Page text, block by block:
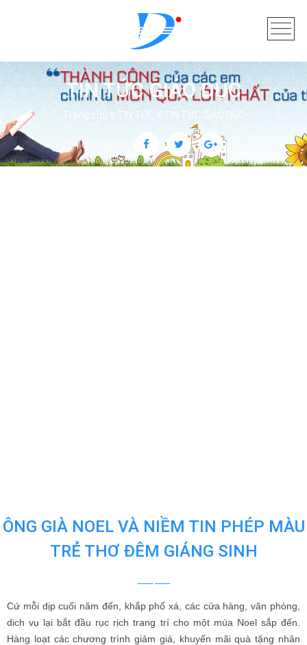
TIN TỨC GIÁO DỤC
Trang chủ TIN TỨC TIN TỨC GIÁO DỤC
Chia sẻ trên:
ÔNG GIÀ NOEL VÀ NIỀM TIN PHÉP MÀU
TRẺ THƠ ĐÊM GIÁNG SINH
Cứ mỗi dịp cuối năm đến, khắp phố xá, các cửa hàng, văn phòng,
dịch vụ lại bắt đầu rục rịch trang trí cho một mùa Noel sắp đến.
Hàng loạt các chương trình giảm giá, khuyến mãi quà tặng nhân